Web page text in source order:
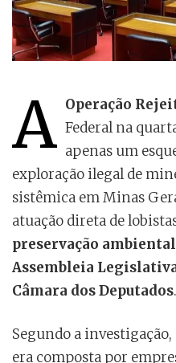
A Operação
Federal na
apenas um
exploração ilegal de
sistêmica em Minas
atuação direta de
preservação
Assembleia
Câmara dos Deputados.
Segundo a
era composta por